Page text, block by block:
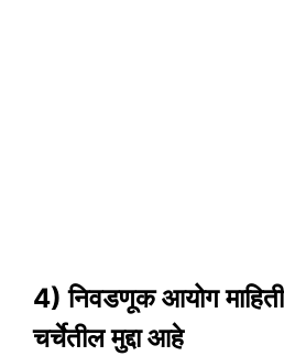
4) निवडणूक आयोग
चर्चेतील मुद्दा आहे